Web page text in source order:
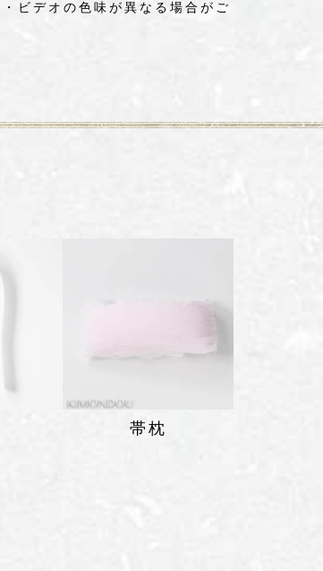
ビデオの色味が異なる場合がご
帯枕